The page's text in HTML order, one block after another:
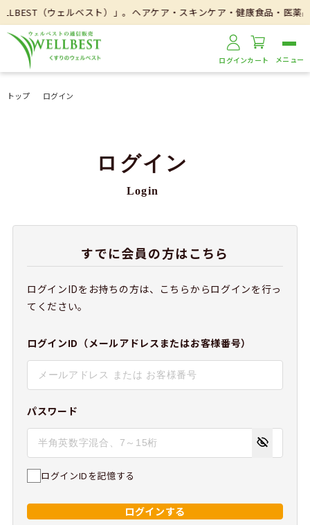
（ウェルベスト）」。ヘアケア・スキンケア・健康食品・医薬品
ログインカート
トップ ログイン
ログイン
Login
すでに会員の方はこちら
ログインIDをお持ちの方は、こちらからログインを行っ
てください。
ログインID（メールアドレスまたはお客様番号）
パスワード
ログインIDを記憶する
ログインする